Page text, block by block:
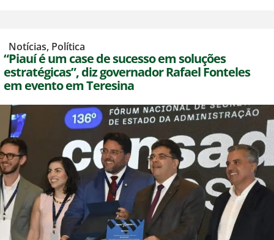
Notícias, Política
“Piauí é um case de sucesso em soluções
estratégicas”, diz governador Rafael Fonteles
em evento em Teresina